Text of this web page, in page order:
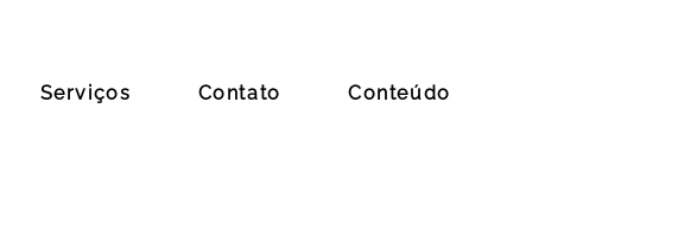
Serviços Contato Conteúdo